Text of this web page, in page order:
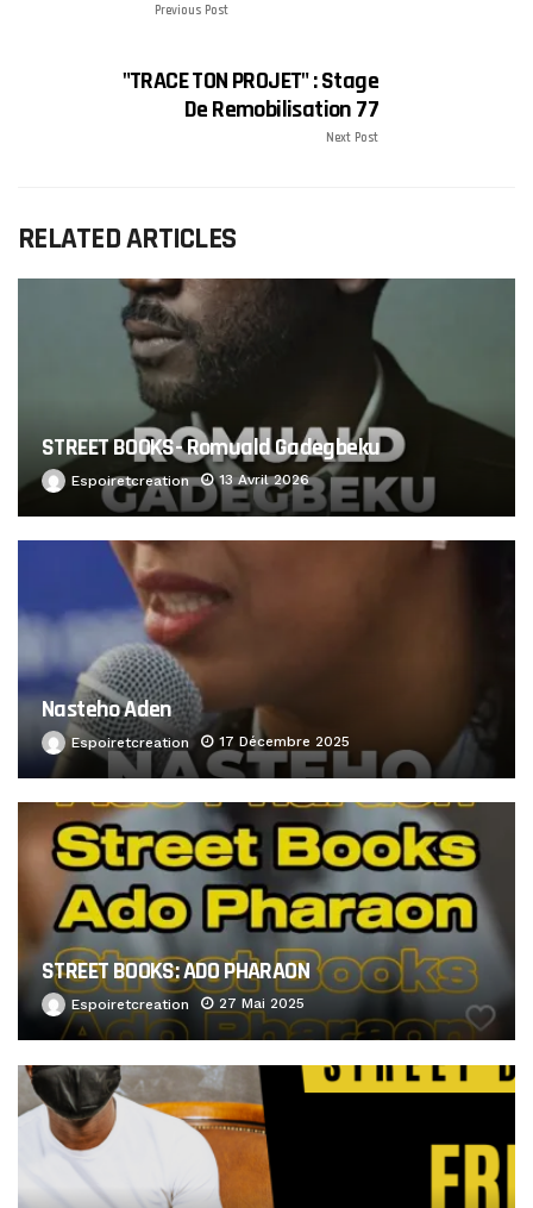
Previous Post
"TRACE TON PROJET" : Stage
De Remobilisation 77
Next Post
RELATED ARTICLES
STREET BOOKS- Romuald Gadegbeku
Espoiretcreation 13 Avril 2026
Nasteho Aden
Espoiretcreation 17 Décembre 2025
STREET BOOKS: ADO PHARAON
Espoiretcreation 27 Mai 2025